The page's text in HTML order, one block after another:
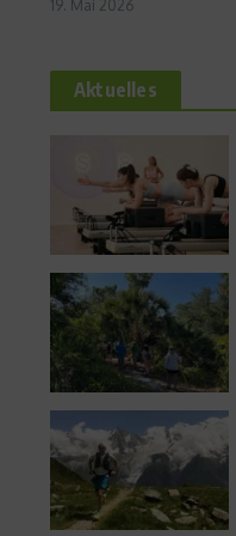
19. Mai 2026
Aktuelles